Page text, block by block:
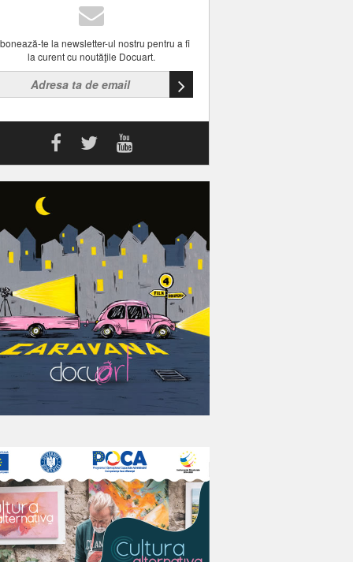
te la newsletter-ul nostru pentru a fi
la curent cu noutăţile Docuart.